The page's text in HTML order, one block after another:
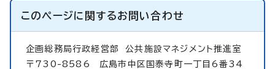
このページに関するお問い合わせ
企画総務局行政経営部 公共施設マネジメント推進室
〒730-8586 広島市中区国泰寺町一丁目6番34